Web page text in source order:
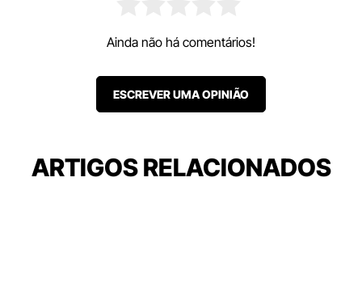
Ainda não há comentários!
ESCREVER UMA OPINIÃO
ARTIGOS RELACIONADOS